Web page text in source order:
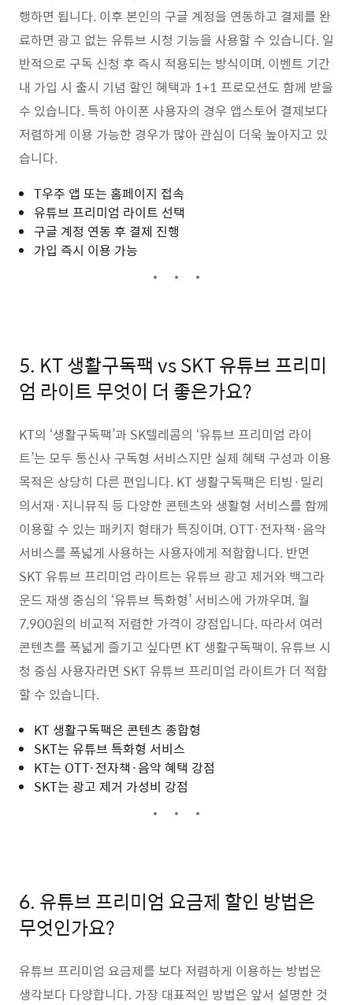
행하면 됩니다. 이후 본인의 구글 계정을 연동하고 결제를 완
료하면 광고 없는 유튜브 시청 기능을 사용할 수 있습니다. 일
반적으로 구독 신청 후 즉시 적용되는 방식이며, 이벤트 기간
내 가입 시 출시 기념 할인 혜택과 1+1 프로모션도 함께 받을
수 있습니다. 특히 아이폰 사용자의 경우 앱스토어 결제보다
저렴하게 이용 가능한 경우가 많아 관심이 더욱 높아지고 있
습니다.
T우주 앱 또는 홈페이지 접속
유튜브 프리미엄 라이트 선택
구글 계정 연동 후 결제 진행
가입 즉시 이용 가능
5. KT 생활구독팩 vs SKT 유튜브 프리미
엄 라이트 무엇이 더 좋은가요?
KT의 ‘생활구독팩’과 SK텔레콤의 ‘유튜브 프리미엄 라이
트’는 모두 통신사 구독형 서비스지만 실제 혜택 구성과 이용
목적은 상당히 다른 편입니다. KT 생활구독팩은 티빙·밀리
의서재·지니뮤직 등 다양한 콘텐츠와 생활형 서비스를 함께
이용할 수 있는 패키지 형태가 특징이며, OTT·전자책·음악
서비스를 폭넓게 사용하는 사용자에게 적합합니다. 반면
SKT 유튜브 프리미엄 라이트는 유튜브 광고 제거와 백그라
운드 재생 중심의 ‘유튜브 특화형’ 서비스에 가까우며, 월
7,900원의 비교적 저렴한 가격이 강점입니다. 따라서 여러
콘텐츠를 폭넓게 즐기고 싶다면 KT 생활구독팩이, 유튜브 시
청 중심 사용자라면 SKT 유튜브 프리미엄 라이트가 더 적합
할 수 있습니다.
KT 생활구독팩은 콘텐츠 종합형
SKT는 유튜브 특화형 서비스
KT는 OTT·전자책·음악 혜택 강점
SKT는 광고 제거 가성비 강점
6. 유튜브 프리미엄 요금제 할인 방법은
무엇인가요?
유튜브 프리미엄 요금제를 보다 저렴하게 이용하는 방법은
생각보다 다양합니다. 가장 대표적인 방법은 앞서 설명한 것